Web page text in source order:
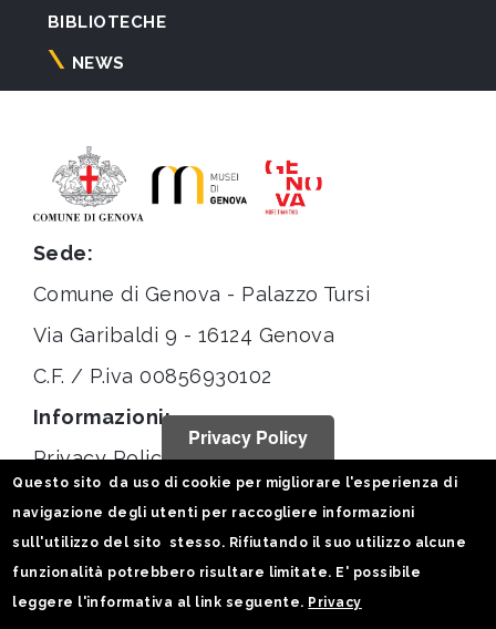
BIBLIOTECHE
NEWS
Sede:
Comune di Genova - Palazzo Tursi
Via Garibaldi 9 - 16124 Genova
C.F. / P.iva 00856930102
Informazioni:
Privacy Policy
Statistiche
Seguici su:
Privacy Policy
Questo sito da uso di cookie per migliorare l'esperienza di
navigazione degli utenti per raccogliere informazioni
sull'utilizzo del sito stesso. Rifiutando il suo utilizzo alcune
funzionalità potrebbero risultare limitate. E' possibile
leggere l'informativa al link seguente. Privacy